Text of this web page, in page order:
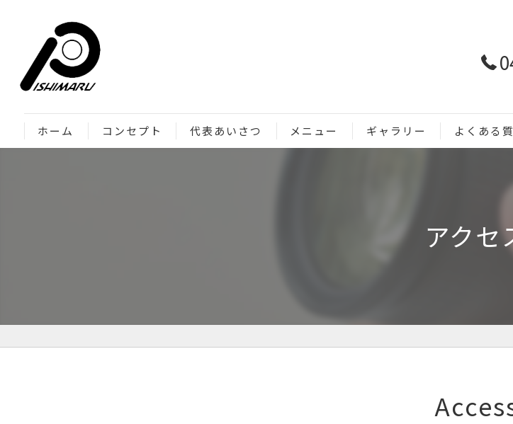
ホーム コンセプト 代表あいさつ メニュー ギャラリー よくある
アクセ